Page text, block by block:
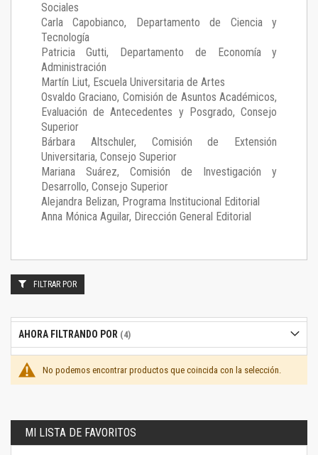
Sociales
Carla Capobianco, Departamento de Ciencia y
Tecnología
Patricia Gutti, Departamento de Economía y
Administración
Martín Liut, Escuela Universitaria de Artes
Osvaldo Graciano, Comisión de Asuntos Académicos,
Evaluación de Antecedentes y Posgrado, Consejo
Superior
Bárbara Altschuler, Comisión de Extensión
Universitaria, Consejo Superior
Mariana Suárez, Comisión de Investigación y
Desarrollo, Consejo Superior
Alejandra Belizan, Programa Institucional Editorial
Anna Mónica Aguilar, Dirección General Editorial
No podemos encontrar productos que coincida con la selección.
FILTRAR POR
AHORA FILTRANDO POR
MI LISTA DE FAVORITOS